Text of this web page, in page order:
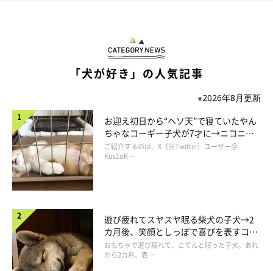
「犬が好き」の人気記事
※2026年8月更新
お迎え初日から“ヘソ天”で寝ていたやん
ちゃなコーギー子犬が7才に→ニコニ
コ“コーギースマイル”が魅力のコに成
長！
ご紹介するのは、X（旧Twitter）ユーザー＠
Kus1oK …
遊び疲れてスヤスヤ眠る柴犬の子犬→2
カ月後、笑顔としっぽで喜びを表すコに
成長！
おもちゃで遊び疲れて、こてんと眠った子犬。あれ
から2カ月、表 …